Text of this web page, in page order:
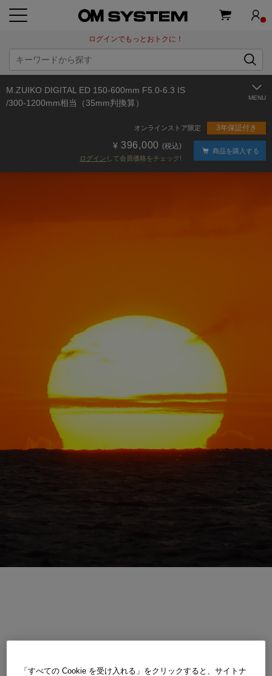
ログインでもっとおトクに！
M.ZUIKO DIGITAL ED 150-600mm F5.0-6.3 IS
/300-1200mm相当（35mm判換算）
オンラインストア限定 3年保証付き
396,000 (税込)
ログイン して会員価格をチェック!
商品を購入する
「すべての Cookie を受け入れる」をクリックすると、サイトナ